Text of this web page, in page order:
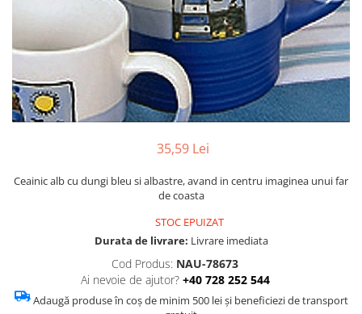
Barci, vapoare, ambarcatiuni
Pesti
Decoratiuni care se agata
Tablouri
35,59 Lei
Ceainic alb cu dungi bleu si albastre, avand in centru imaginea unui far
de coasta
STOC EPUIZAT
Durata de livrare: Livrare imediata
Cod Produs: NAU-78673
Ai nevoie de ajutor? +40 728 252 544
Adaugă produse în coș de minim 500 lei și beneficiezi de transport